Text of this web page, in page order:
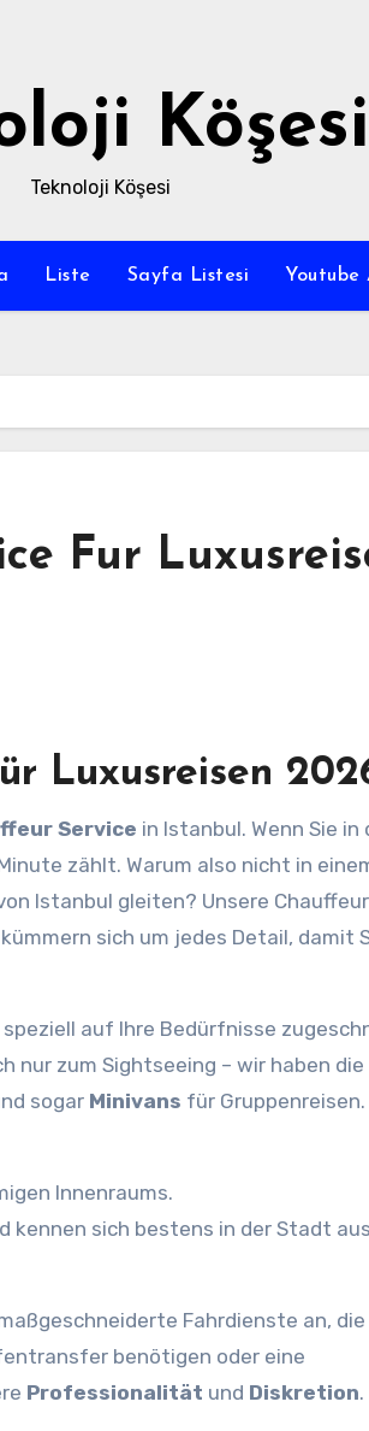
Köşesi
Teknoloji Köşesi
Liste Sayfa Listesi Youtube
Fur
Luxusreisen
Service in Istanbul. Wenn Sie in
zählt. Warum also nicht in
Istanbul gleiten? Unsere
kümmern sich um jedes Detail, damit
speziell auf Ihre Bedürfnisse
zum Sightseeing – wir haben
sogar Minivans für Gruppenreisen.
Innenraums.
kennen sich bestens in der Stadt
Fahrdienste an,
benötigen oder eine
Professionalität und Diskretion